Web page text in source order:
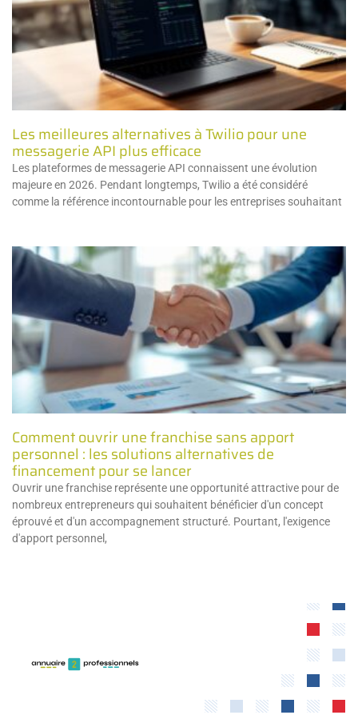
Les meilleures alternatives à Twilio pour une
messagerie API plus efficace
Les plateformes de messagerie API connaissent une évolution
majeure en 2026. Pendant longtemps, Twilio a été considéré
comme la référence incontournable pour les entreprises souhaitant
Comment ouvrir une franchise sans apport
personnel : les solutions alternatives de
financement pour se lancer
Ouvrir une franchise représente une opportunité attractive pour de
nombreux entrepreneurs qui souhaitent bénéficier d'un concept
éprouvé et d'un accompagnement structuré. Pourtant, l'exigence
d'apport personnel,